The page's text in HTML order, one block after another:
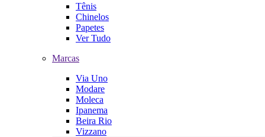
Tênis
Chinelos
Papetes
Ver Tudo
Marcas
Via Uno
Modare
Moleca
Ipanema
Beira Rio
Vizzano